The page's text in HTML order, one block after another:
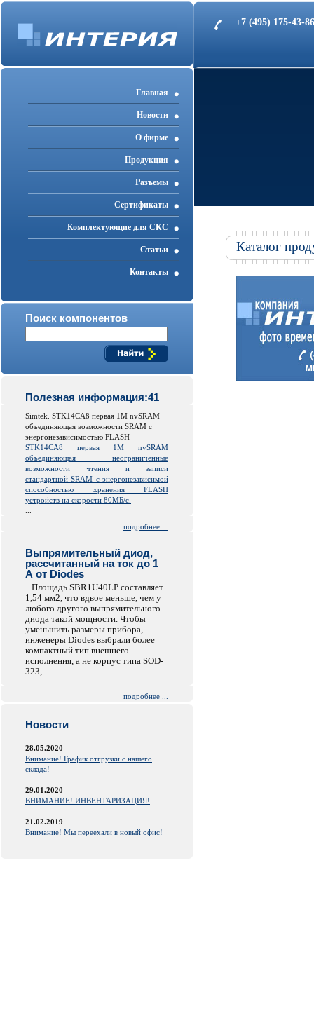
+7 (495) 175-43-
Главная
Новости
О фирме
Продукция
Разъемы
Cертификаты
Комплектующие для СКС
Статьи
Контакты
Поиск компонентов
Полезная информация:41
Simtek. STK14CA8 первая 1M nvSRAM
объединяющая возможности SRAM с
энергонезависимостью FLASH
STK14CA8 первая 1M nvSRAM
объединяющая неограниченные
возможности чтения и записи
стандартной SRAM с энергонезависимой
способностью хранения FLASH
устройств на скорости 80МБ/с.
подробнее ...
Выпрямительный диод,
рассчитанный на ток до 1
А от Diodes
Площадь SBR1U40LP составляет
1,54 мм2, что вдвое меньше, чем у
любого другого выпрямительного
диода такой мощности. Чтобы
уменьшить размеры прибора,
инженеры Diodes выбрали более
компактный тип внешнего
исполнения, а не корпус типа SOD-
323,...
подробнее ...
Новости
28.05.2020
Внимание! График отгрузки с нашего
склада!
29.01.2020
ВНИМАНИЕ! ИНВЕНТАРИЗАЦИЯ!
21.02.2019
Внимание! Мы переехали в новый офис!
Каталог